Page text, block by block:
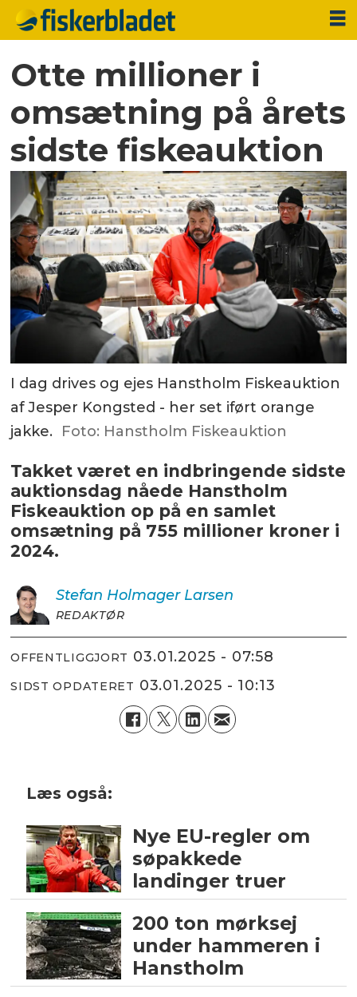
Otte millioner i
omsætning på årets
sidste fiskeauktion
I dag drives og ejes Hanstholm Fiskeauktion
af Jesper Kongsted - her set iført orange
jakke. Foto: Hanstholm Fiskeauktion
Takket været en indbringende sidste
auktionsdag nåede Hanstholm
Fiskeauktion op på en samlet
omsætning på 755 millioner kroner i
2024.
Stefan Holmager Larsen
REDAKTØR
OFFENTLIGGJORT 03.01.2025 - 07:58
SIDST OPDATERET 03.01.2025 - 10:13
Læs også:
Nye EU-regler om
søpakkede
landinger truer
200 ton mørksej
under hammeren i
Hanstholm